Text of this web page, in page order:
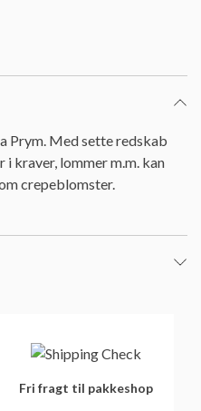
Prym. Med sette redskab
i kraver, lommer m.m. kan
crepeblomster.
Fri fragt til pakkeshop